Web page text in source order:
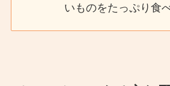
いものをたっぷり食